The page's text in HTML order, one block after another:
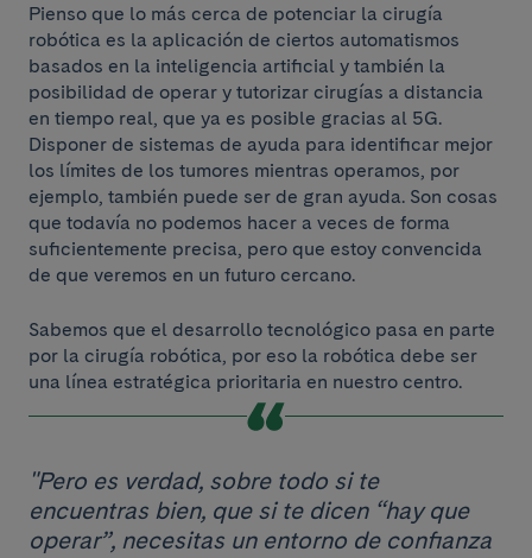
Pienso que lo más cerca de potenciar la cirugía
robótica es la aplicación de ciertos automatismos
basados en la inteligencia artificial y también la
posibilidad de operar y tutorizar cirugías a distancia
en tiempo real, que ya es posible gracias al 5G.
Disponer de sistemas de ayuda para identificar mejor
los límites de los tumores mientras operamos, por
ejemplo, también puede ser de gran ayuda. Son cosas
que todavía no podemos hacer a veces de forma
suficientemente precisa, pero que estoy convencida
de que veremos en un futuro cercano.
Sabemos que el desarrollo tecnológico pasa en parte
por la cirugía robótica, por eso la robótica debe ser
una línea estratégica prioritaria en nuestro centro.
"Pero es verdad, sobre todo si te
encuentras bien, que si te dicen “hay que
operar”, necesitas un entorno de confianza